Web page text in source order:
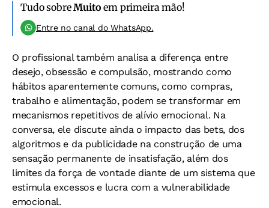
Tudo sobreMuito em primeira mão!
Entre no canal do WhatsApp.
O profissional também analisa a diferença entre
desejo, obsessão e compulsão, mostrando como
hábitos aparentemente comuns, como compras,
trabalho e alimentação, podem se transformar em
mecanismos repetitivos de alívio emocional. Na
conversa, ele discute ainda o impacto das bets, dos
algoritmos e da publicidade na construção de uma
sensação permanente de insatisfação, além dos
limites da força de vontade diante de um sistema que
estimula excessos e lucra com a vulnerabilidade
emocional.